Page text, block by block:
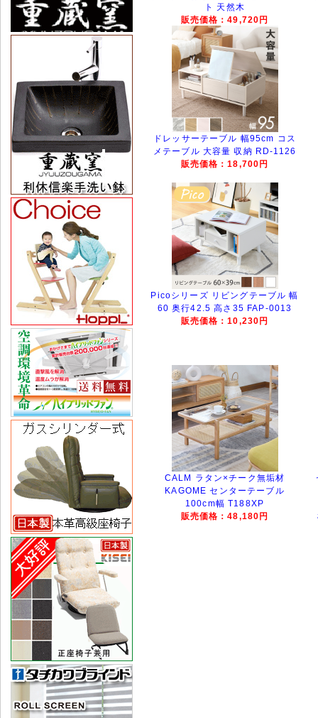
ト 天然木
販売価格：49,720円
ドレッサーテーブル 幅95cm コス
メテーブル 大容量 収納 RD-1126
販売価格：18,700円
Picoシリーズ リビングテーブル 幅
60 奥行42.5 高さ35 FAP-0013
販売価格：10,230円
CALM ラタン×チーク無垢材
KAGOME センターテーブル
100cm幅 T188XP
販売価格：48,180円